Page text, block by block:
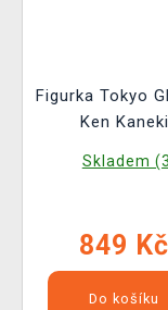
Figurka Tokyo
Ken Kaneki
Skladem
849 Kč
Do košíku